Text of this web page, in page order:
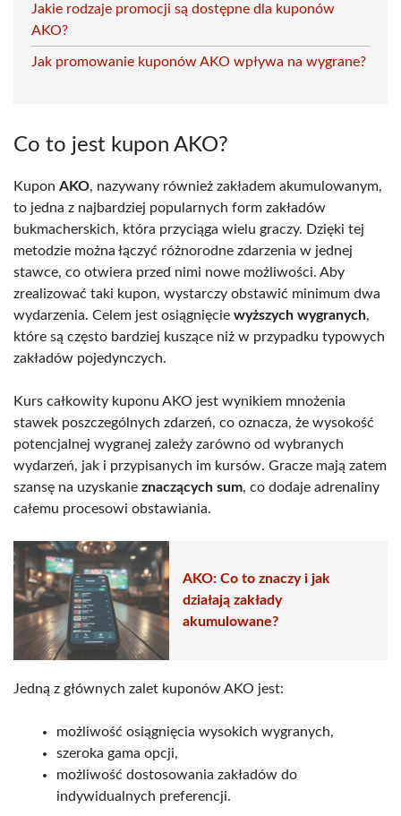
Jakie rodzaje promocji są dostępne dla kuponów
AKO?
Jak promowanie kuponów AKO wpływa na wygrane?
Co to jest kupon AKO?
Kupon AKO, nazywany również zakładem akumulowanym,
to jedna z najbardziej popularnych form zakładów
bukmacherskich, która przyciąga wielu graczy. Dzięki tej
metodzie można łączyć różnorodne zdarzenia w jednej
stawce, co otwiera przed nimi nowe możliwości. Aby
zrealizować taki kupon, wystarczy obstawić minimum dwa
wydarzenia. Celem jest osiągnięcie wyższych wygranych,
które są często bardziej kuszące niż w przypadku typowych
zakładów pojedynczych.
Kurs całkowity kuponu AKO jest wynikiem mnożenia
stawek poszczególnych zdarzeń, co oznacza, że wysokość
potencjalnej wygranej zależy zarówno od wybranych
wydarzeń, jak i przypisanych im kursów. Gracze mają zatem
szansę na uzyskanie znaczących sum, co dodaje adrenaliny
całemu procesowi obstawiania.
AKO: Co to znaczy i jak
działają zakłady
akumulowane?
Jedną z głównych zalet kuponów AKO jest:
możliwość osiągnięcia wysokich wygranych,
szeroka gama opcji,
możliwość dostosowania zakładów do
indywidualnych preferencji.